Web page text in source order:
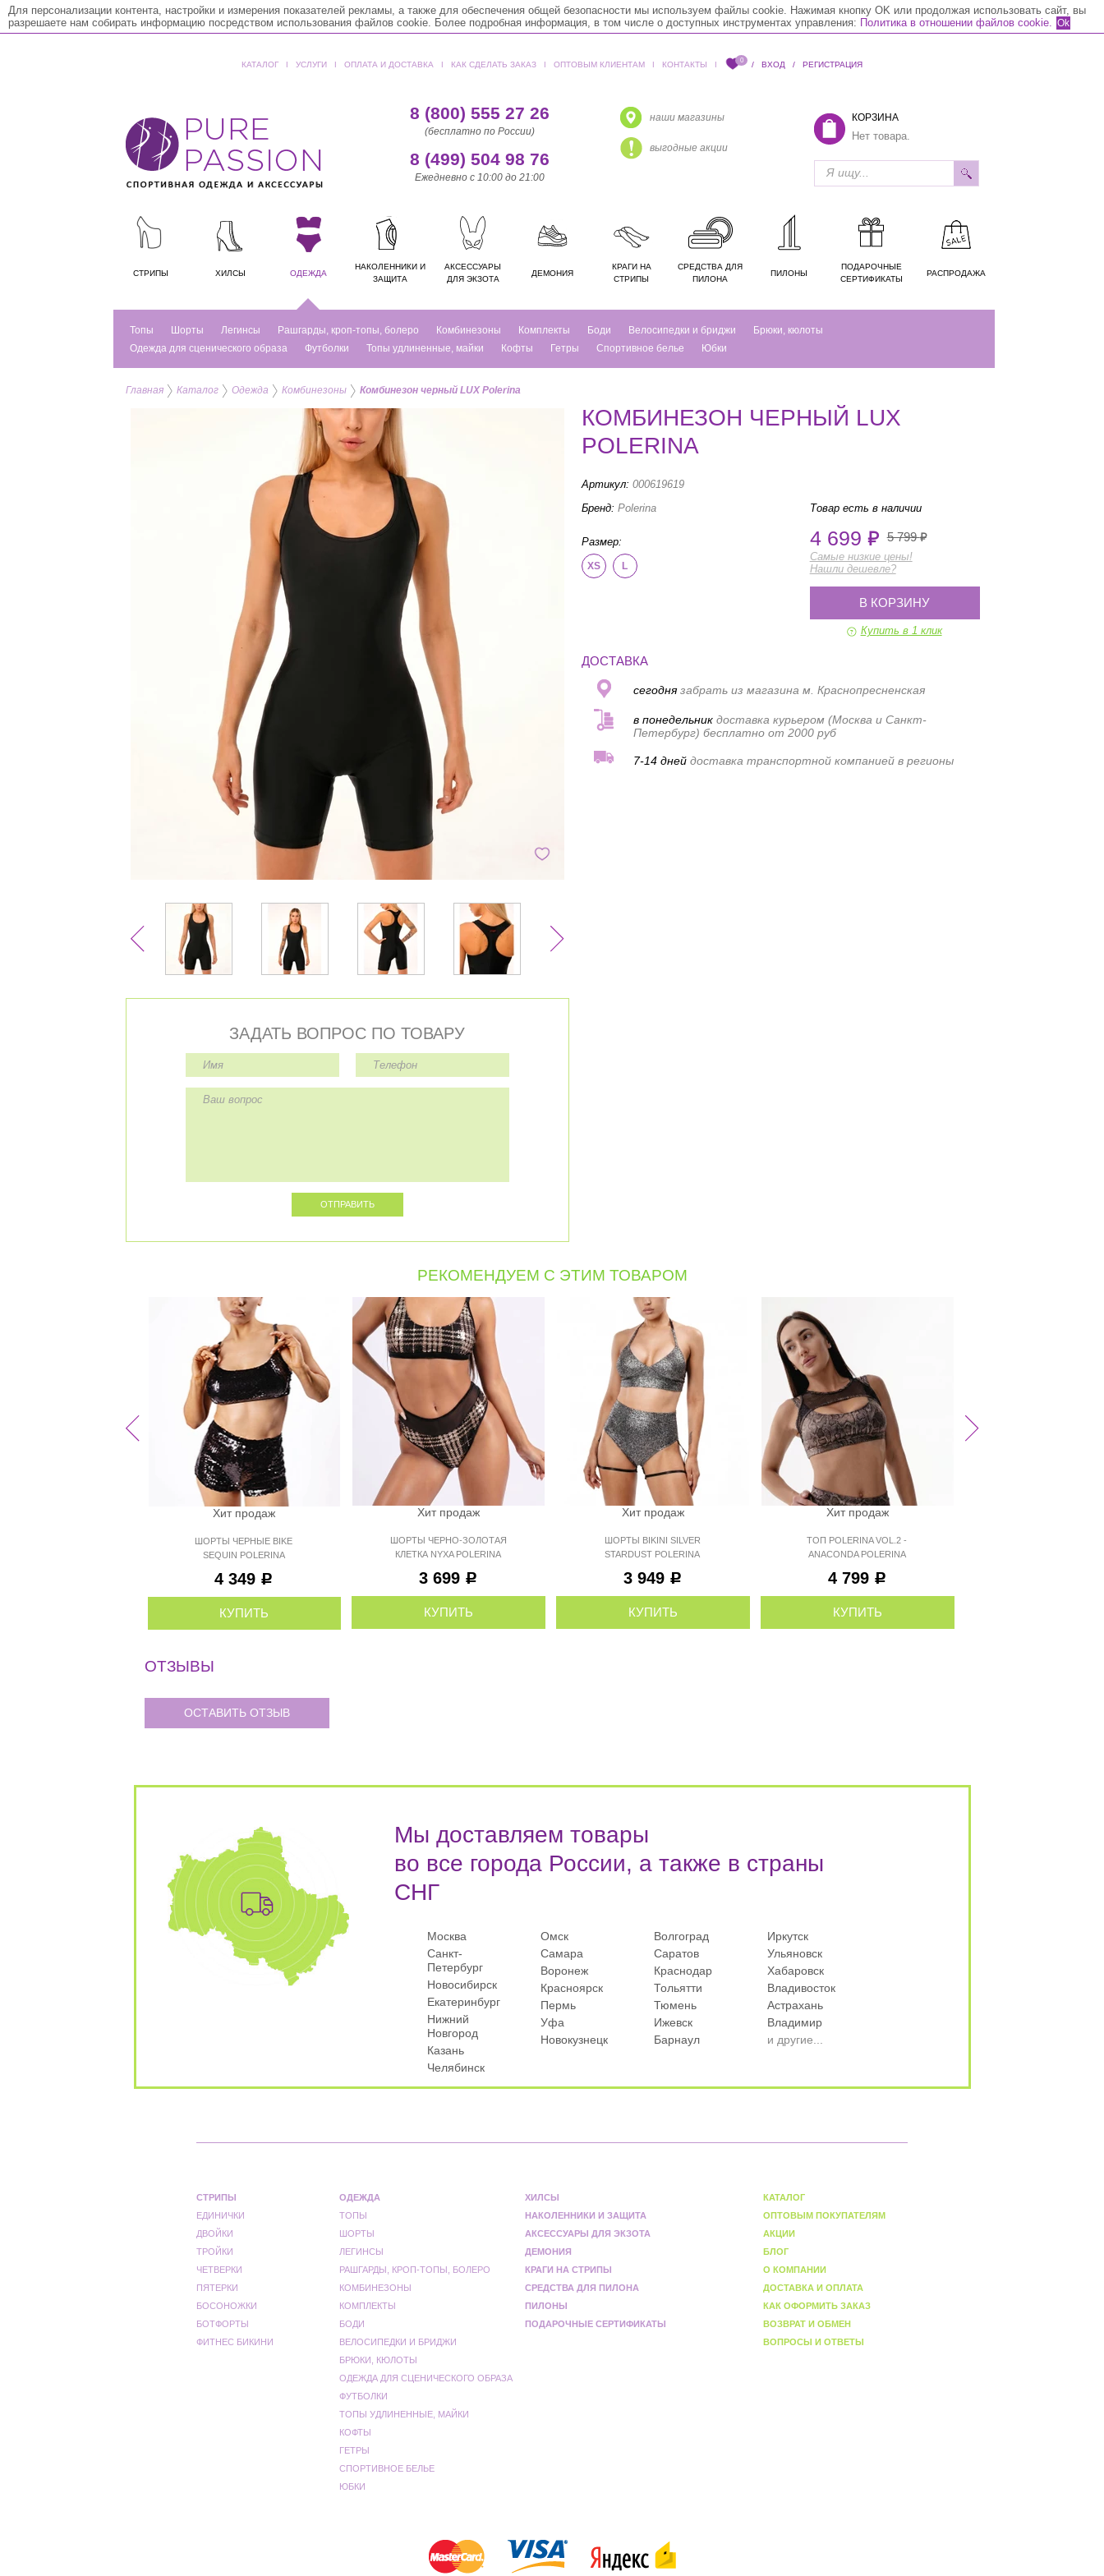
Для персонализации контента, настройки и измерения показателей рекламы, а также для обеспечения общей безопасности мы используем файлы cookie. Нажимая кнопку OK или продолжая использовать сайт, вы
разрешаете нам собирать информацию посредством использования файлов cookie. Более подробная информация, в том числе о доступных инструментах управления: Политика в отношении файлов cookie. Ok
КАТАЛОГ ǀ УСЛУГИ ǀ ОПЛАТА И ДОСТАВКА ǀ КАК СДЕЛАТЬ ЗАКАЗ ǀ ОПТОВЫМ КЛИЕНТАМ ǀ КОНТАКТЫ ǀ 0 / ВХОД / РЕГИСТРАЦИЯ
КОРЗИНА
Нет товара.
8 (800) 555 27 26
(бесплатно по России)
8 (499) 504 98 76
Ежедневно с 10:00 до 21:00
наши магазины
выгодные акции
СТРИПЫ ХИЛСЫ ОДЕЖДА
НАКОЛЕННИКИ И
ЗАЩИТА
АКСЕССУАРЫ
ДЛЯ ЭКЗОТА
ДЕМОНИЯ
КРАГИ НА
СТРИПЫ
СРЕДСТВА ДЛЯ
ПИЛОНА
ПИЛОНЫ
ПОДАРОЧНЫЕ
СЕРТИФИКАТЫ
РАСПРОДАЖА
Топы Шорты Легинсы Рашгарды, кроп-топы, болеро Комбинезоны Комплекты Боди Велосипедки и бриджи
Брюки, кюлоты
Одежда для сценического образа
Футболки Топы удлиненные, майки Кофты Гетры Спортивное белье Юбки
Главная Каталог Одежда Комбинезоны Комбинезон черный LUX Polerina
ЗАДАТЬ ВОПРОС ПО ТОВАРУ
КОМБИНЕЗОН ЧЕРНЫЙ LUX
POLERINA
Артикул: 000619619
Бренд: Polerina
Размер:
XS L
Товар есть в наличии
4 699 5 799
Самые низкие цены!
Нашли дешевле?
В КОРЗИНУ
Купить в 1 клик
ДОСТАВКА
сегоднязабрать из магазина м. Краснопресненская
в понедельникдоставка курьером (Москва и Санкт-
Петербург) бесплатно от 2000 руб
7-14 днейдоставка транспортной компанией в регионы
РЕКОМЕНДУЕМ С ЭТИМ ТОВАРОМ
Хит продаж
ШОРТЫ ЧЕРНЫЕ BIKE
SEQUIN POLERINA
4 349 Р
КУПИТЬ
Хит продаж
ШОРТЫ ЧЕРНО-ЗОЛОТАЯ
КЛЕТКА NYXA POLERINA
3 699 Р
КУПИТЬ
Хит продаж
ШОРТЫ BIKINI SILVER
STARDUST POLERINA
3 949 Р
КУПИТЬ
Хит продаж
ТОП POLERINA VOL.2 -
ANACONDA POLERINA
4 799 Р
КУПИТЬ
ОТЗЫВЫ
ОСТАВИТЬ ОТЗЫВ
Мы доставляем товары
во все города России, а также в страны
СНГ
Москва
Санкт-
Петербург
Новосибирск
Екатеринбург
Нижний
Новгород
Казань
Челябинск
Омск
Самара
Воронеж
Красноярск
Пермь
Уфа
Новокузнецк
Волгоград
Саратов
Краснодар
Тольятти
Тюмень
Ижевск
Барнаул
Иркутск
Ульяновск
Хабаровск
Владивосток
Астрахань
Владимир
и другие...
СТРИПЫ
ЕДИНИЧКИ
ДВОЙКИ
ТРОЙКИ
ЧЕТВЕРКИ
ПЯТЕРКИ
БОСОНОЖКИ
БОТФОРТЫ
ФИТНЕС БИКИНИ
ОДЕЖДА
ТОПЫ
ШОРТЫ
ЛЕГИНСЫ
РАШГАРДЫ, КРОП-ТОПЫ, БОЛЕРО
КОМБИНЕЗОНЫ
КОМПЛЕКТЫ
БОДИ
ВЕЛОСИПЕДКИ И БРИДЖИ
БРЮКИ, КЮЛОТЫ
ОДЕЖДА ДЛЯ СЦЕНИЧЕСКОГО ОБРАЗА
ФУТБОЛКИ
ТОПЫ УДЛИНЕННЫЕ, МАЙКИ
КОФТЫ
ГЕТРЫ
СПОРТИВНОЕ БЕЛЬЕ
ЮБКИ
ХИЛСЫ
НАКОЛЕННИКИ И ЗАЩИТА
АКСЕССУАРЫ ДЛЯ ЭКЗОТА
ДЕМОНИЯ
КРАГИ НА СТРИПЫ
СРЕДСТВА ДЛЯ ПИЛОНА
ПИЛОНЫ
ПОДАРОЧНЫЕ СЕРТИФИКАТЫ
КАТАЛОГ
ОПТОВЫМ ПОКУПАТЕЛЯМ
АКЦИИ
БЛОГ
О КОМПАНИИ
ДОСТАВКА И ОПЛАТА
КАК ОФОРМИТЬ ЗАКАЗ
ВОЗВРАТ И ОБМЕН
ВОПРОСЫ И ОТВЕТЫ